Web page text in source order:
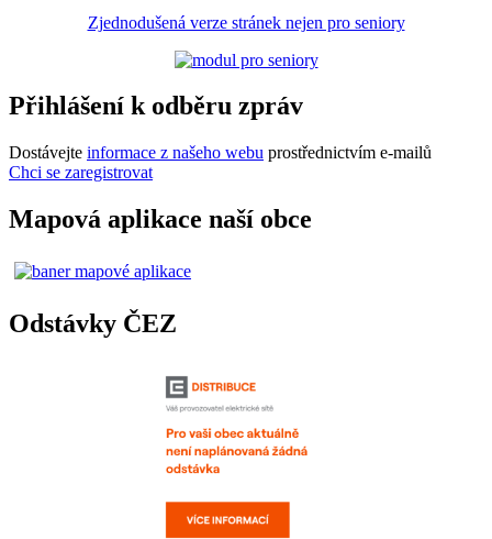
Zjednodušená verze stránek nejen pro seniory
Přihlášení k odběru zpráv
Dostávejte informace z našeho webu prostřednictvím e-mailů
Chci se zaregistrovat
Mapová aplikace naší obce
Odstávky ČEZ